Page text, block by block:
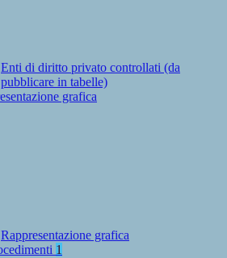
Enti di diritto privato controllati (da
pubblicare in tabelle)
grafica
Rappresentazione grafica
1